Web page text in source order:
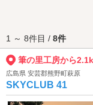
道、絵手紙、水墨画な
習の後は、書筆や画筆
筆の里工房へは、
安芸
1 ～ 8件目 / 8件
筆の里工房から
広島県 安芸郡熊野町萩原
SKYCLUB 41